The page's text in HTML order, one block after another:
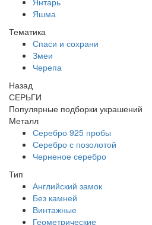
Яшма
Тематика
Спаси и сохрани
Змеи
Черепа
Назад
СЕРЬГИ
Популярные подборки украшений
Металл
Серебро 925 пробы
Серебро с позолотой
Черненое серебро
Тип
Английский замок
Без камней
Винтажные
Геометрические